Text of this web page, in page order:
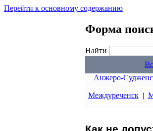
Перейти к основному содержанию
Форма
Найти
Анжеро-
Междуреченск|